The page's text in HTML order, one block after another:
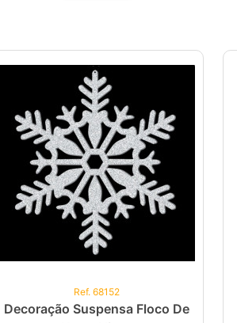
Ref. 68152
Decoração Suspensa Floco De